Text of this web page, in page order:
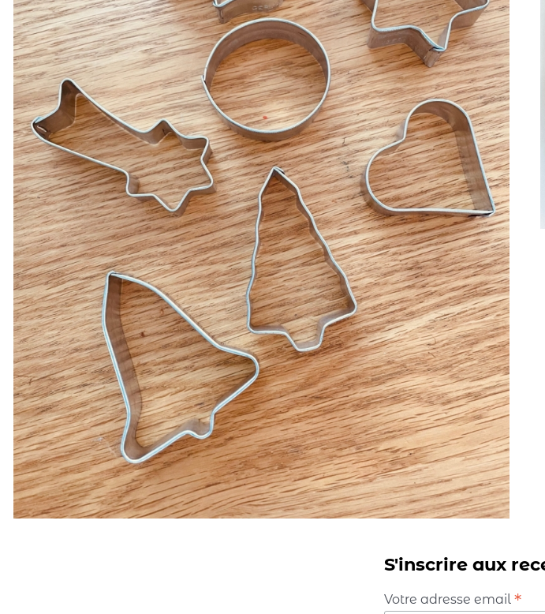
S'inscrire aux
Votre adresse email *